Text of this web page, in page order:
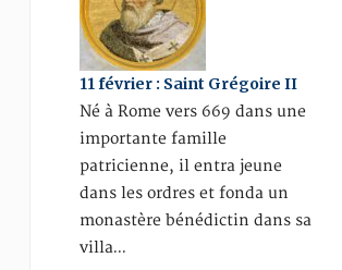
11 février : Saint Grégoire II
Né à Rome vers 669 dans une
importante famille
patricienne, il entra jeune
dans les ordres et fonda un
monastère bénédictin dans sa
villa…